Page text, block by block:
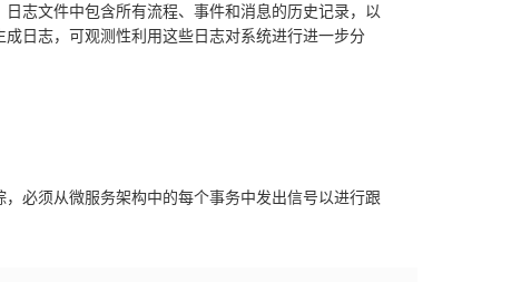
志文件中包含所有流程、事件和消息的历史记录，以
日志，可观测性利用这些日志对系统进行进一步分
必须从微服务架构中的每个事务中发出信号以进行跟